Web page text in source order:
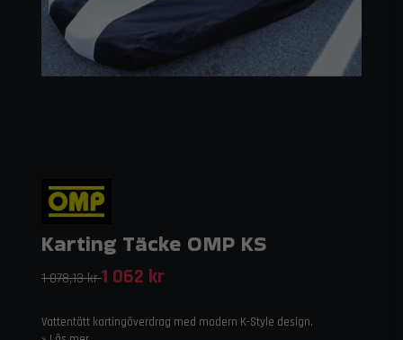
Karting Täcke OMP KS
1 078,13 kr1 062 kr
Vattentätt kartingöverdrag med modern K-Style design.